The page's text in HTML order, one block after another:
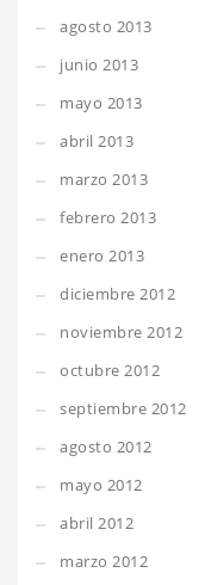
agosto 2013
junio 2013
mayo 2013
abril 2013
marzo 2013
febrero 2013
enero 2013
diciembre 2012
noviembre 2012
octubre 2012
septiembre 2012
agosto 2012
mayo 2012
abril 2012
marzo 2012